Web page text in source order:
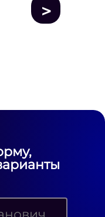
>